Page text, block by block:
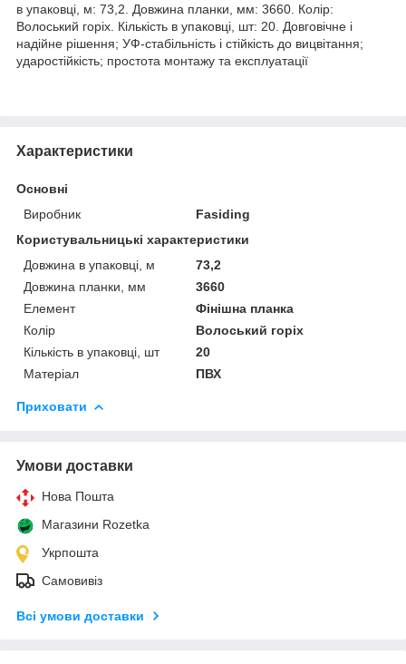
в упаковці, м: 73,2. Довжина планки, мм: 3660. Колір:
Волоський горіх. Кількість в упаковці, шт: 20. Довговічне і
надійне рішення; УФ-стабільність і стійкість до вицвітання;
ударостійкість; простота монтажу та експлуатації
Характеристики
Основні
Виробник
Fasiding
Користувальницькі характеристики
Довжина в упаковці, м
73,2
Довжина планки, мм
3660
Елемент
Фінішна планка
Колір
Волоський горіх
Кількість в упаковці, шт
20
Матеріал
ПВХ
Приховати
Умови доставки
Нова Пошта
Магазини Rozetka
Укрпошта
Самовивіз
Всі умови доставки